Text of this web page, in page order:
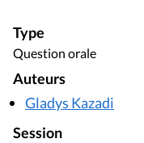
Type
Question orale
Auteurs
Gladys Kazadi
Session